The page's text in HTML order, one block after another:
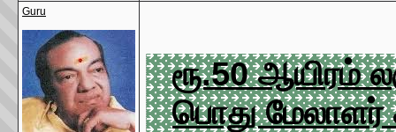
Guru
ரூ.50 ஆயிரம்
பொது மேலாளர்